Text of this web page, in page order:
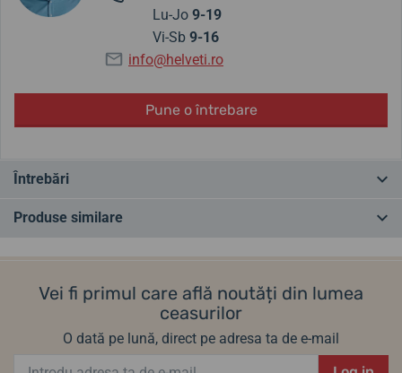
Lu-Jo 9-19
Vi-Sb 9-16
info@helveti.ro
Pune o întrebare
Întrebări
Adăugați o întrebare
Produse similare
Vei fi primul care află noutăți din lumea
ceasurilor
O dată pe lună, direct pe adresa ta de e-mail